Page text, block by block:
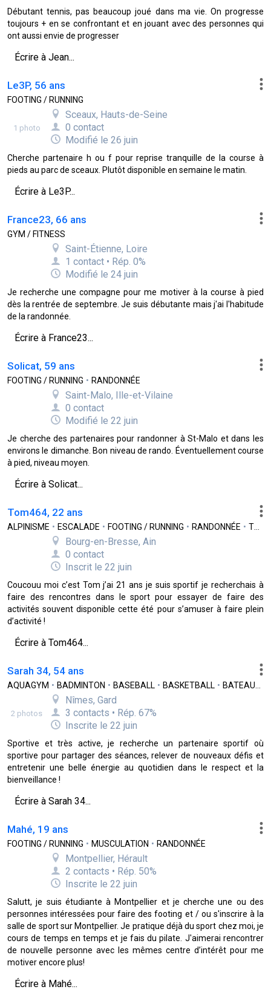
Débutant tennis, pas beaucoup joué dans ma vie. On progresse
toujours + en se confrontant et en jouant avec des personnes qui
ont aussi envie de progresser
Écrire à Jean...
Le3P, 56 ans
FOOTING / RUNNING
1 photo
Sceaux, Hauts-de-Seine
0 contact
Modifié le 26 juin
Cherche partenaire h ou f pour reprise tranquille de la course à
pieds au parc de sceaux. Plutôt disponible en semaine le matin.
Écrire à Le3P...
France23, 66 ans
GYM / FITNESS
Saint-Étienne, Loire
1 contact • Rép. 0%
Modifié le 24 juin
Je recherche une compagne pour me motiver à la course à pied
dès la rentrée de septembre. Je suis débutante mais j'ai l'habitude
de la randonnée.
Écrire à France23...
Solicat, 59 ans
FOOTING / RUNNING • RANDONNÉE
Saint-Malo, Ille-et-Vilaine
0 contact
Modifié le 22 juin
Je cherche des partenaires pour randonner à St-Malo et dans les
environs le dimanche. Bon niveau de rando. Éventuellement course
à pied, niveau moyen.
Écrire à Solicat...
Tom464, 22 ans
ALPINISME • ESCALADE • FOOTING / RUNNING • RANDONNÉE • TRAIL
Bourg-en-Bresse, Ain
0 contact
Inscrit le 22 juin
Coucouu moi c’est Tom j’ai 21 ans je suis sportif je recherchais à
faire des rencontres dans le sport pour essayer de faire des
activités souvent disponible cette été pour s’amuser à faire plein
d’activité !
Écrire à Tom464...
Sarah 34, 54 ans
AQUAGYM • BADMINTON • BASEBALL • BASKETBALL • BATEAU
2 photos
Nîmes, Gard
3 contacts • Rép. 67%
Inscrite le 22 juin
Sportive et très active, je recherche un partenaire sportif où
sportive pour partager des séances, relever de nouveaux défis et
entretenir une belle énergie au quotidien dans le respect et la
bienveillance !
Écrire à Sarah 34...
Mahé, 19 ans
FOOTING / RUNNING • MUSCULATION • RANDONNÉE
Montpellier, Hérault
2 contacts • Rép. 50%
Inscrite le 22 juin
Salutt, je suis étudiante à Montpellier et je cherche une ou des
personnes intéressées pour faire des footing et / ou s'inscrire à la
salle de sport sur Montpellier. Je pratique déjà du sport chez moi, je
cours de temps en temps et je fais du pilate. J'aimerai rencontrer
de nouvelle personne avec les mêmes centre d’intérêt pour me
motiver encore plus!
Écrire à Mahé...